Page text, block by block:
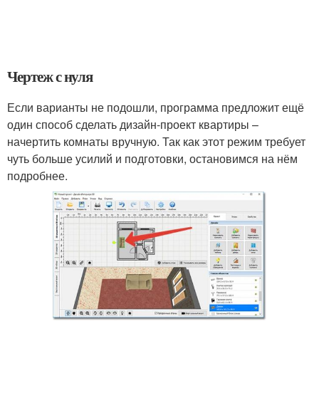
Чертеж с нуля
Если варианты не подошли, программа предложит ещё
один способ сделать дизайн-проект квартиры –
начертить комнаты вручную. Так как этот режим требует
чуть больше усилий и подготовки, остановимся на нём
подробнее.